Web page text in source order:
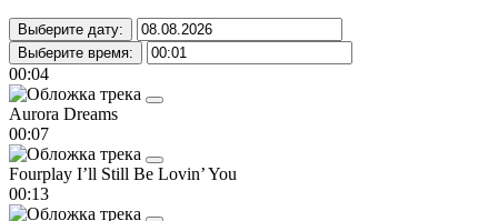
Выберите дату:
Выберите время:
00:04
Aurora Dreams
00:07
Fourplay I’ll Still Be Lovin’ You
00:13